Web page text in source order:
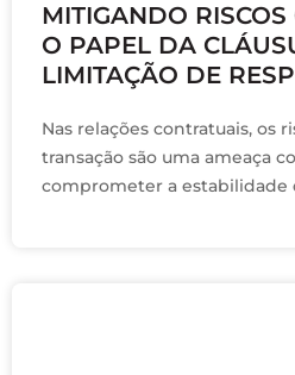
MITIGANDO RISCOS
O PAPEL DA
LIMITAÇÃO DE
Nas relações contratuais, os
transação são uma ameaça
comprometer a estabilidade